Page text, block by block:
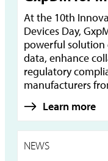
At the 10th
Devices Day,
powerful solution
data, enhance
regulatory
manufacturers
Learn more
NEWS